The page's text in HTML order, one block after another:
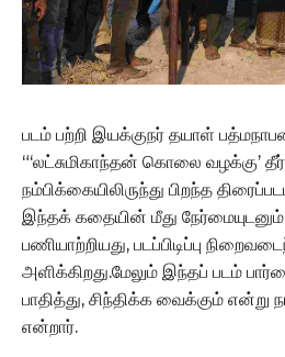
படம் பற்றி இயக்குநர் தயாள்
“‘லட்சுமிகாந்தன் கொலை வழக்கு’
நம்பிக்கையிலிருந்து பிறந்த
இந்தக் கதையின் மீது நேர்மையுடனும்
பணியாற்றியது, படப்பிடிப்பு
அளிக்கிறது.மேலும் இந்தப் படம்
பாதித்து, சிந்திக்க வைக்கும் என்று
என்றார்.